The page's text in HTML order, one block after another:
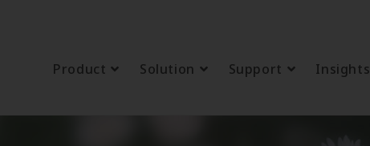
Product Solution Support Insights